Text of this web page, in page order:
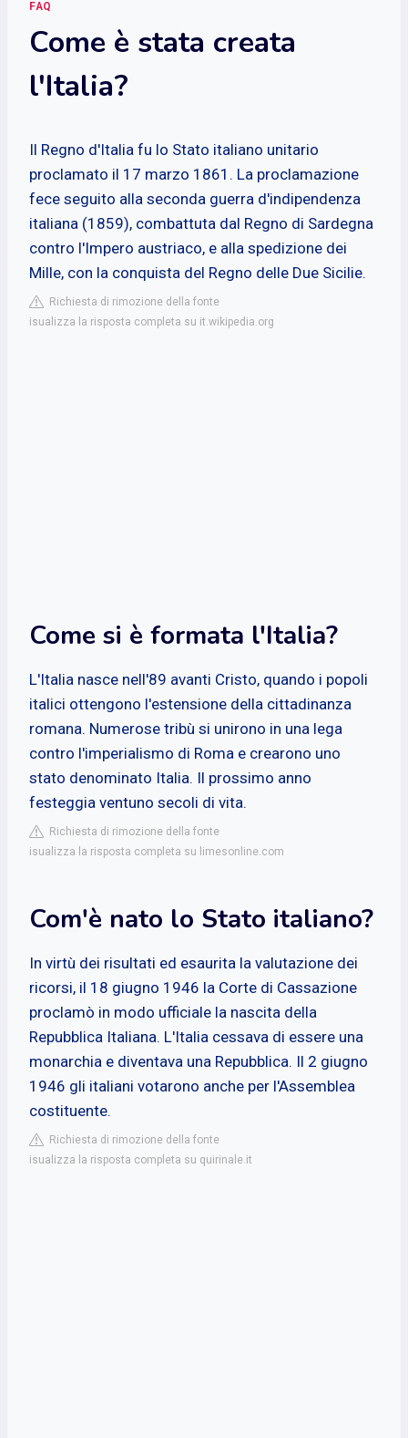
FAQ
Come è stata creata
l'Italia?
Il Regno d'Italia fu lo Stato italiano unitario
proclamato il 17 marzo 1861. La proclamazione
fece seguito alla seconda guerra d'indipendenza
italiana (1859), combattuta dal Regno di Sardegna
contro l'Impero austriaco, e alla spedizione dei
Mille, con la conquista del Regno delle Due Sicilie.
Richiesta di rimozione della fonte
isualizza la risposta completa su it.wikipedia.org
Come si è formata l'Italia?
L'Italia nasce nell'89 avanti Cristo, quando i popoli
italici ottengono l'estensione della cittadinanza
romana. Numerose tribù si unirono in una lega
contro l'imperialismo di Roma e crearono uno
stato denominato Italia. Il prossimo anno
festeggia ventuno secoli di vita.
Richiesta di rimozione della fonte
isualizza la risposta completa su limesonline.com
Com'è nato lo Stato italiano?
In virtù dei risultati ed esaurita la valutazione dei
ricorsi, il 18 giugno 1946 la Corte di Cassazione
proclamò in modo ufficiale la nascita della
Repubblica Italiana. L'Italia cessava di essere una
monarchia e diventava una Repubblica. Il 2 giugno
1946 gli italiani votarono anche per l'Assemblea
costituente.
Richiesta di rimozione della fonte
isualizza la risposta completa su quirinale.it